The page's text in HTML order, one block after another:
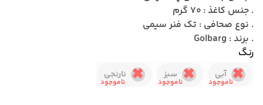
. جنس کاغذ : 70 گرم
. نوع صحافی : تک فنر سیمی
. برند : Golbarg
رنگ
آبی سبز نارنجی